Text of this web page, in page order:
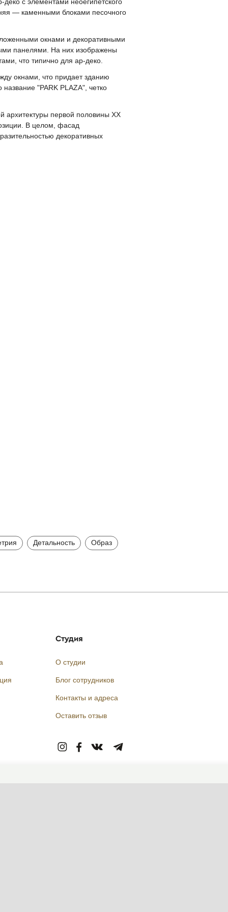
— каменными блоками песочного
окнами и декоративными
панелями. На них изображены
что типично для ар-деко.
окнами, что придает зданию
"PARK PLAZA", четко
архитектуры первой половины XX
В целом, фасад
декоративных
Детальность Образ
Студия
О студии
Блог сотрудников
Контакты и адреса
Оставить отзыв